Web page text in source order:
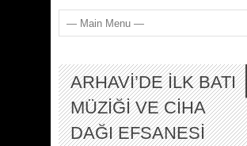
ARHAVİ’DE İLK BATI
MÜZİĞİ VE CİHA
DAĞI EFSANESİ